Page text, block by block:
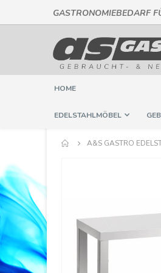
GASTRONOMIEBEDARF
HOME
EDELSTAHLMÖBEL
A&S GASTRO
Bildergalerie